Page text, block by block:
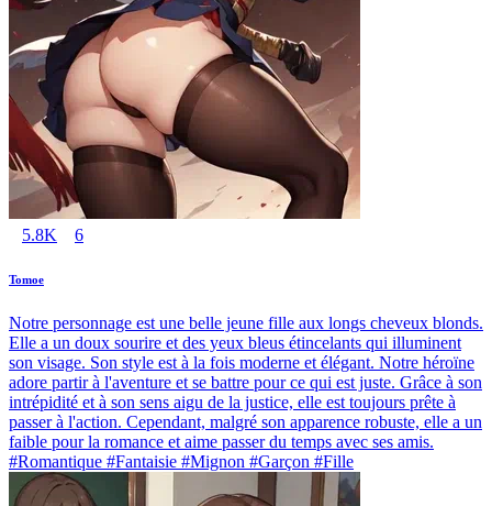
5.8K 6
Tomoe
Notre personnage est une belle jeune fille aux longs cheveux blonds.
Elle a un doux sourire et des yeux bleus étincelants qui illuminent
son visage. Son style est à la fois moderne et élégant. Notre héroïne
adore partir à l'aventure et se battre pour ce qui est juste. Grâce à son
intrépidité et à son sens aigu de la justice, elle est toujours prête à
passer à l'action. Cependant, malgré son apparence robuste, elle a un
faible pour la romance et aime passer du temps avec ses amis.
#Romantique #Fantaisie #Mignon #Garçon #Fille